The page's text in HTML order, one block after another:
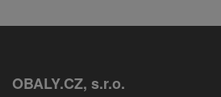
OBALY.CZ, s.r.o.